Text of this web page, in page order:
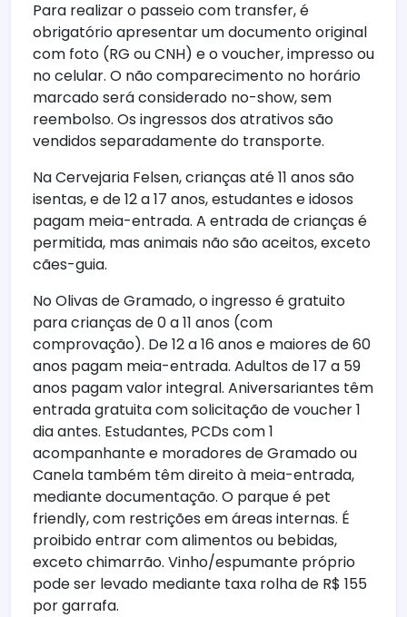
Para realizar o passeio com transfer, é
obrigatório apresentar um documento original
com foto (RG ou CNH) e o voucher, impresso ou
no celular. O não comparecimento no horário
marcado será considerado no-show, sem
reembolso. Os ingressos dos atrativos são
vendidos separadamente do transporte.
Na Cervejaria Felsen, crianças até 11 anos são
isentas, e de 12 a 17 anos, estudantes e idosos
pagam meia-entrada. A entrada de crianças é
permitida, mas animais não são aceitos, exceto
cães-guia.
No Olivas de Gramado, o ingresso é gratuito
para crianças de 0 a 11 anos (com
comprovação). De 12 a 16 anos e maiores de 60
anos pagam meia-entrada. Adultos de 17 a 59
anos pagam valor integral. Aniversariantes têm
entrada gratuita com solicitação de voucher 1
dia antes. Estudantes, PCDs com 1
acompanhante e moradores de Gramado ou
Canela também têm direito à meia-entrada,
mediante documentação. O parque é pet
friendly, com restrições em áreas internas. É
proibido entrar com alimentos ou bebidas,
exceto chimarrão. Vinho/espumante próprio
pode ser levado mediante taxa rolha de R$ 155
por garrafa.